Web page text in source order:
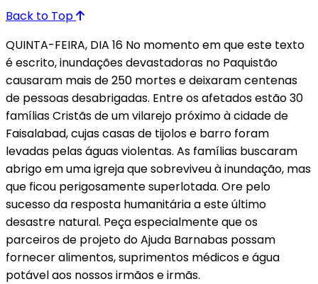
Back to Top
QUINTA-FEIRA, DIA 16 No momento em que este texto
é escrito, inundações devastadoras no Paquistão
causaram mais de 250 mortes e deixaram centenas
de pessoas desabrigadas. Entre os afetados estão 30
famílias Cristãs de um vilarejo próximo à cidade de
Faisalabad, cujas casas de tijolos e barro foram
levadas pelas águas violentas. As famílias buscaram
abrigo em uma igreja que sobreviveu à inundação, mas
que ficou perigosamente superlotada. Ore pelo
sucesso da resposta humanitária a este último
desastre natural. Peça especialmente que os
parceiros de projeto do Ajuda Barnabas possam
fornecer alimentos, suprimentos médicos e água
potável aos nossos irmãos e irmãs.